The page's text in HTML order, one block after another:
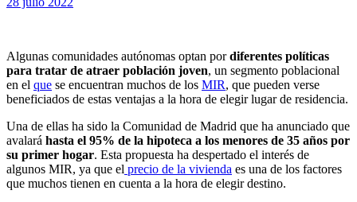
Algunas comunidades autónomas optan pordiferentes políticas
para tratar de atraer población joven, un segmento poblacional
en el que se encuentran muchos de los MIR, que pueden verse
beneficiados de estas ventajas a la hora de elegir lugar de residencia.
Una de ellas ha sido la Comunidad de Madrid que ha anunciado que
avalará hasta el 95% de la hipoteca a los menores de 35 años por
su primer hogar. Esta propuesta ha despertado el interés de
algunos MIR, ya que el precio de la vivienda es una de los factores
que muchos tienen en cuenta a la hora de elegir destino.